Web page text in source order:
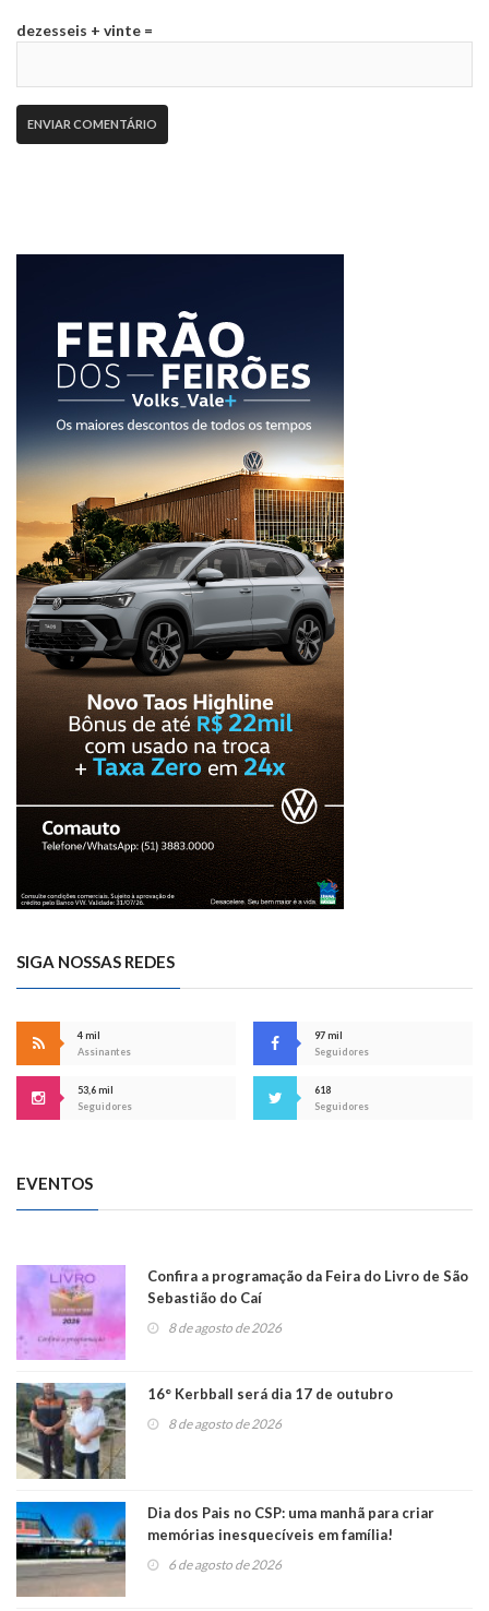
dezesseis + vinte =
SIGA NOSSAS REDES
4 mil
Assinantes
97 mil
Seguidores
53,6 mil
Seguidores
618
Seguidores
EVENTOS
Confira a programação da Feira do Livro de São
Sebastião do Caí
8 de agosto de 2026
16° Kerbball será dia 17 de outubro
8 de agosto de 2026
Dia dos Pais no CSP: uma manhã para criar
memórias inesquecíveis em família!
6 de agosto de 2026